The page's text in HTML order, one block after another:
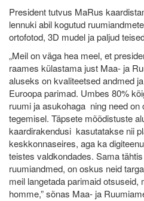
President tutvus MaRus
lennuki abil kogutud
ortofotod, 3D mudel ja paljud
„Meil on väga hea meel, et
raames külastama just Maa- ja
aluseks on kvaliteetsed andmed
Euroopa parimad. Umbes 80%
ruumi ja asukohaga ning need
tegemisel. Täpsete mõõdistuste
kaardirakendusi kasutatakse nii
keskkonnaseires, aga ka
teistes valdkondades. Sama
ruumiandmed, on oskus neid
meil langetada parimaid
homme,” sõnas Maa- ja